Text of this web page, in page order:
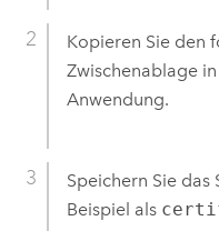
Kopieren Sie den
Zwischenablage
Anwendung.
Speichern Sie das
Beispiel als